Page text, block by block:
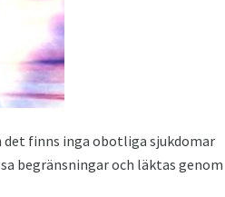
finns inga obotliga sjukdomar
begränsningar och läktas genom